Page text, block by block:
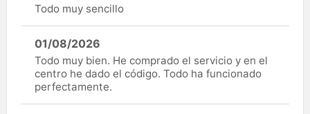
Todo muy sencillo
01/08/2026
Todo muy bien. He comprado el servicio y en el
centro he dado el código. Todo ha funcionado
perfectamente.